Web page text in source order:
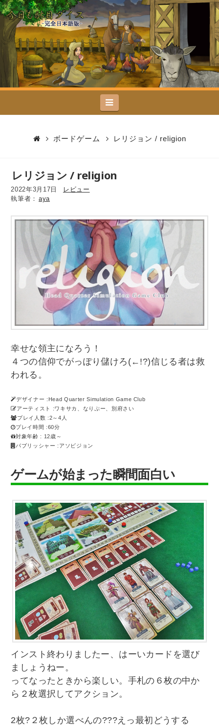
今
日
も
駄
目
イ
ス
Navigation
ボードゲーム レリジョン / religion
レリジョン / religion
2022年3月17日
レビュー
aya
幸せな領主になろう！
４つの信仰でがっぽり儲けろ(←!?)信じる者は救
われる。
デザイナー :Head Quarter Simulation Game Club
アーティスト :ワキサカ、なりぷー、別府さい
プレイ人数 :2～4人
プレイ時間 :60分
対象年齢 : 12歳～
パブリッシャー :アソビジョン
ゲームが始まった瞬間面白い
インスト終わりましたー、はーいカードを選び
ましょうねー。
ってなったときから楽しい。手札の６枚の中か
ら２枚選択してアクション。
2枚?２枚しか選べんの???えっ最初どうする